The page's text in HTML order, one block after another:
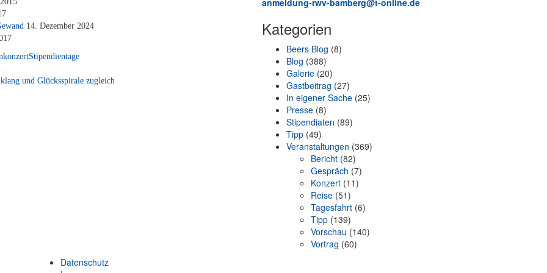
14. De­zem­ber 2024
Stipendientage
und Glücksspirale zugleich
anmeldung-rwv-bamberg@t-online.de
Kategorien
Beers Blog (8)
Blog (388)
Galerie (20)
Gastbeitrag (27)
In eigener Sache (25)
Presse (8)
Stipendiaten (89)
Tipp (49)
Veranstaltungen (369)
Bericht (82)
Gespräch (7)
Konzert (11)
Reise (51)
Tagesfahrt (6)
Tipp (139)
Vorschau (140)
Vortrag (60)
Datenschutz